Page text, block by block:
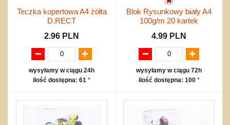
Teczka kopertowa A4 żółta
D.RECT
2.96 PLN
wysyłamy w ciągu 24h
ilość dostępna: 61 *
Blok Rysunkowy biały A4
100g/m 20 kartek
4.99 PLN
wysyłamy w ciągu 72h
ilość dostępna: 100 *